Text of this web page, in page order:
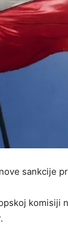
sankcije
komisiji